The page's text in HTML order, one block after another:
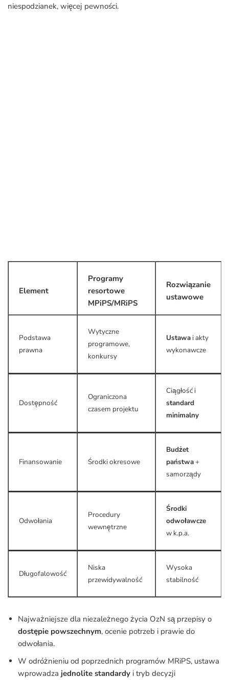
niespodzianek, więcej pewności.
Element
Programy
resortowe
MPiPS/MRiPS
Rozwiązanie
ustawowe
Podstawa
prawna
Wytyczne
programowe,
konkursy
Ustawa i akty
wykonawcze
Dostępność
Ograniczona
czasem projektu
Ciągłość i
standard
minimalny
Finansowanie Środki okresowe
Budżet
państwa+
samorządy
Odwołania
Procedury
wewnętrzne
Środki
odwoławcze
w k.p.a.
Długofalowość
Niska
przewidywalność
Wysoka
stabilność
Najważniejsze dla niezależnego życia OzN są przepisy o
dostępie powszechnym, ocenie potrzeb i prawie do
odwołania.
W odróżnieniu od poprzednich programów MRiPS, ustawa
wprowadza jednolite standardy i tryb decyzji